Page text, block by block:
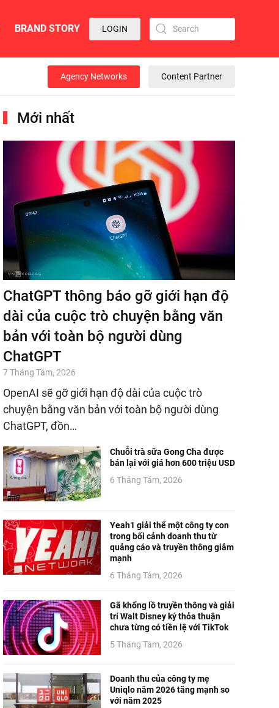
BRAND STORY LOGIN
Agency Networks Content Partner
Mới nhất
ChatGPT thông báo gỡ giới hạn độ
dài của cuộc trò chuyện bằng văn
bản với toàn bộ người dùng
ChatGPT
7 Tháng Tám, 2026
OpenAI sẽ gỡ giới hạn độ dài của cuộc trò
chuyện bằng văn bản với toàn bộ người dùng
ChatGPT, đồn…
Chuỗi trà sữa Gong Cha được
bán lại với giá hơn 600 triệu USD
6 Tháng Tám, 2026
Yeah1 giải thể một công ty con
trong bối cảnh doanh thu từ
quảng cáo và truyền thông giảm
mạnh
6 Tháng Tám, 2026
Gã khổng lồ truyền thông và giải
trí Walt Disney ký thỏa thuận
chưa từng có tiền lệ với TikTok
5 Tháng Tám, 2026
Doanh thu của công ty mẹ
Uniqlo năm 2026 tăng mạnh so
với năm 2025